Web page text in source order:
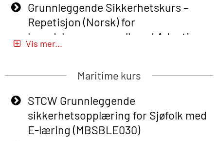
Grunnleggende Sikkerhetskurs –
Repetisjon (Norsk) for
beredskapspersonell med Adaptive
E-læring (OBSBLE051)
Basic Safety Training (English) – with
Basic Safety Training – Refresher
Course (English) with E-learning
(OBSBLE048)
Vis mer...
Maritime kurs
STCW Grunnleggende
sikkerhetsopplæring for Sjøfolk med
E-læring (MBSBLE030)